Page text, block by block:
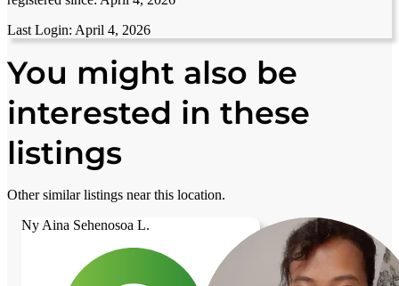
Last Login: April 4, 2026
You might also be
interested in these
listings
Other similar listings near this location.
Ny Aina Sehenosoa L.